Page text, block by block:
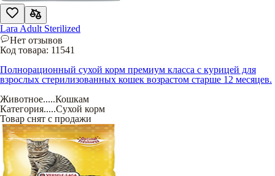
Lara Adult Sterilized
Нет отзывов
Код товара: 11541
Полнорационный сухой корм премиум класса с курицей для
взрослых стерилизованных кошек возрастом старше 12 месяцев.
Животное.....Кошкам
Категория.....Сухой корм
Товар снят с продажи